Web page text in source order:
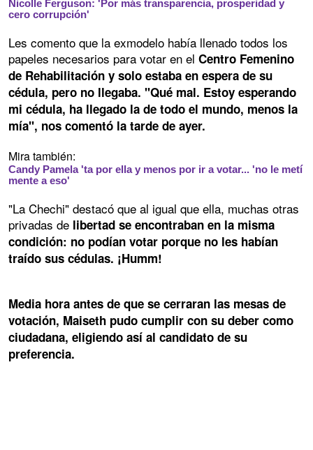
Nicolle Ferguson: 'Por más transparencia, prosperidad y
cero corrupción'
Les comento que la exmodelo había llenado todos los
papeles necesarios para votar en el Centro Femenino
de Rehabilitación y solo estaba en espera de su
cédula, pero no llegaba. "Qué mal. Estoy esperando
mi cédula, ha llegado la de todo el mundo, menos la
mía", nos comentó la tarde de ayer.
Mira también:
Candy Pamela 'ta por ella y menos por ir a votar... 'no le metí
mente a eso'
"La Chechi" destacó que al igual que ella, muchas otras
privadas de libertad se encontraban en la misma
condición: no podían votar porque no les habían
traído sus cédulas. ¡Humm!
Media hora antes de que se cerraran las mesas de
votación, Maiseth pudo cumplir con su deber como
ciudadana, eligiendo así al candidato de su
preferencia.